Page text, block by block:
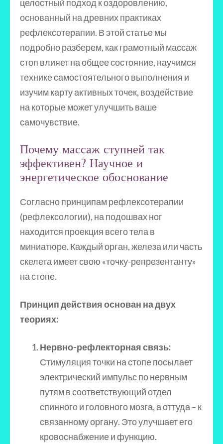
целостный подход к оздоровлению,
основанный на древних практиках
рефлексотерапии. В этой статье мы
подробно разберем, как грамотный массаж
стоп влияет на общее состояние, научимся
технике самостоятельного выполнения и
изучим карту активных точек, воздействие
на которые может улучшить ваше
самочувствие.
Почему массаж ступней так
эффективен? Научное и
энергетическое обоснование
Согласно принципам рефлексотерапии
(рефлексологии), на подошвах ног
находится проекция всего тела в
миниатюре. Каждый орган, железа или часть
скелета имеет свою «точку-репрезентанту»
на стопе.
Принцип действия основан на двух
теориях:
Нервно-рефлекторная связь:
Стимуляция точки на стопе посылает
электрический импульс по нервным
путям в соответствующий отдел
спинного и головного мозга, а оттуда – к
связанному органу. Это улучшает его
кровоснабжение и функцию.